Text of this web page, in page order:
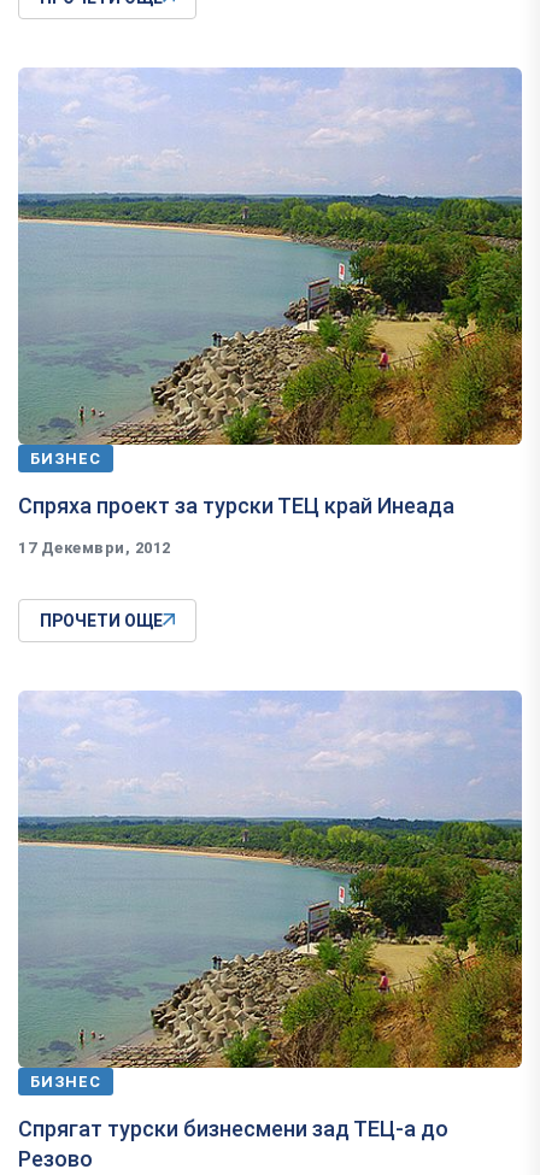
БИЗНЕС
Спряха проект за турски ТЕЦ край Инеада
17 Декември, 2012
ПРОЧЕТИ ОЩЕ
БИЗНЕС
Спрягат турски бизнесмени зад ТЕЦ-а до
Резово